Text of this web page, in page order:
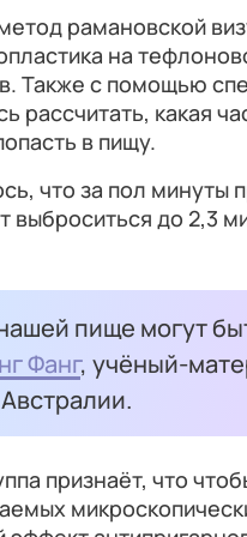
рамановской
на
Также с помощью
рассчитать, какая
в пищу.
что за пол минуты
до 2,3
пище могут
Фанг, учёный-
признаёт, что